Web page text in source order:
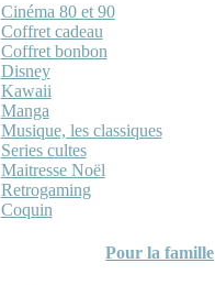
Cinéma 80 et 90
Coffret cadeau
Coffret bonbon
Disney
Kawaii
Manga
Musique, les classiques
Series cultes
Maitresse Noël
Retrogaming
Coquin
Pour la famille